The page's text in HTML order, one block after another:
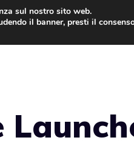
sul nostro sito web.
il banner, presti il